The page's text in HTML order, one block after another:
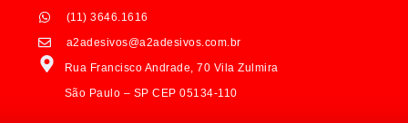
(11) 3646.1616
a2adesivos@a2adesivos.com.br
Rua Francisco Andrade, 70 Vila Zulmira
São Paulo – SP CEP 05134-110